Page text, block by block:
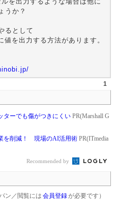
うか？
るとして
値を出力する方法があります。
1
ターでも傷がつきにくい PR(Marshall G
を削減！ 現場のAI活用術 PR(ITmedia
Recommended by
パン／閲覧には 会員登録が必要です）